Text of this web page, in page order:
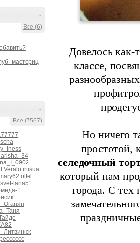
-
Все (6)
-
Все (7567)
Veralo irusua
olfel
svet-lana51
1
Довелось как-
классе,
Но ничего
простотой,
селедочный
который нам
города. С тех